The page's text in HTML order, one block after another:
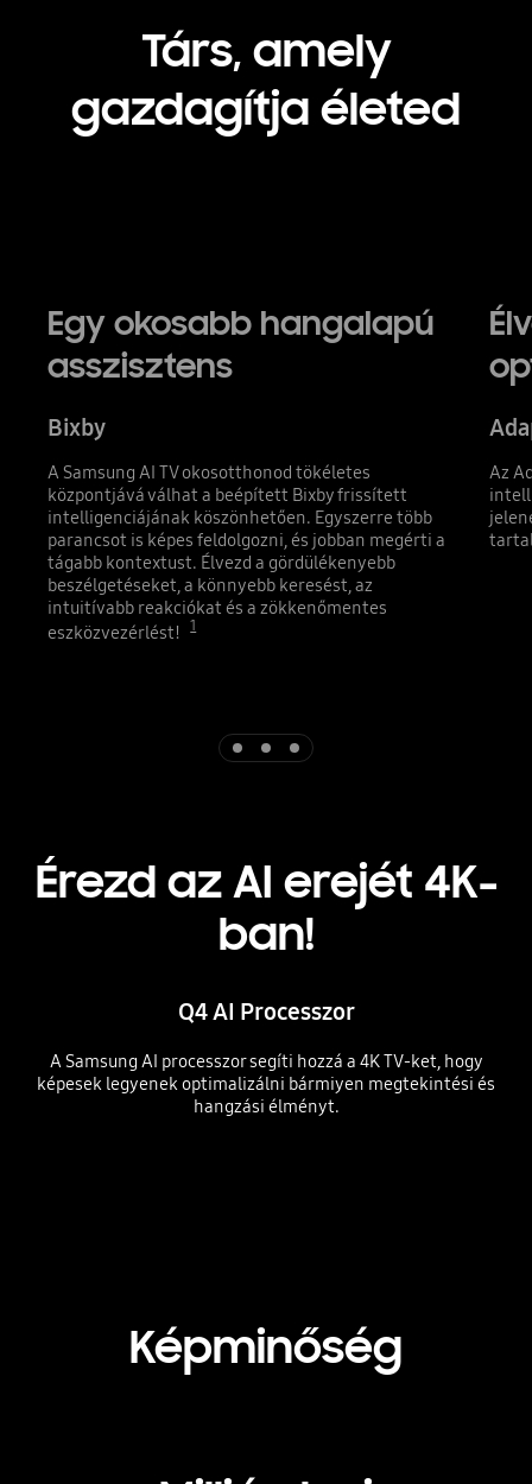
Társ, amely
gazdagítja életed
Egy okosabb hangalapú
asszisztens
Bixby
A Samsung AI TV okosotthonod tökéletes
központjává válhat a beépített Bixby frissített
intelligenciájának köszönhetően. Egyszerre több
parancsot is képes feldolgozni, és jobban megérti a
tágabb kontextust. Élvezd a gördülékenyebb
beszélgetéseket, a könnyebb keresést, az
intuitívabb reakciókat és a zökkenőmentes
eszközvezérlést!
1
Az
Érezd az AI erejét 4K-
ban!
Q4 AI Processzor
A Samsung AI processzor segíti hozzá a 4K TV-ket, hogy
képesek legyenek optimalizálni bármiyen megtekintési és
hangzási élményt.
Képminőség